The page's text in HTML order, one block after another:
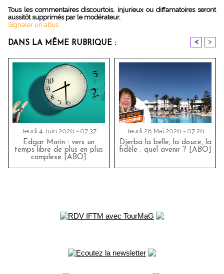
Tous les commentaires discourtois, injurieux ou diffamatoires seront
aussitôt supprimés par le modérateur.
Signaler un abus
DANS LA MÊME RUBRIQUE : < >
Jeudi 4 Juin 2026 - 07:37
Edgar Morin : vers un
temps libre de plus en plus
complexe [ABO]
Jeudi 28 Mai 2026 - 07:26
Djerba la belle, la douce, la
fidèle : quel avenir ? [ABO]